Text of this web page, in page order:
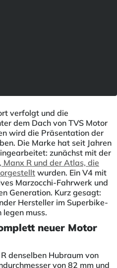
verfolgt und die
dem Dach von TVS Motor
wird die Präsentation der
Die Marke hat seit Jahren
zunächst mit der
Manx R und der Atlas, die
wurden. Ein V4 mit
Marzocchi-Fahrwerk und
Generation. Kurz gesagt:
Hersteller im Superbike-
muss.
neuer Motor
denselben Hubraum von
von 82 mm und